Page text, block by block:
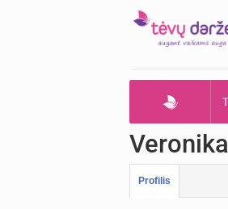
Profilis